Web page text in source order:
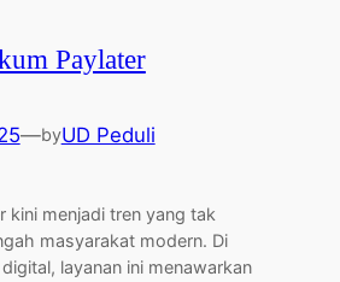
Paylater
—byUD Peduli
kini menjadi tren yang tak
masyarakat modern. Di
layanan ini menawarkan